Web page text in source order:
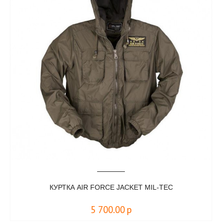
КУРТКА AIR FORCE JACKET MIL-TEC
5 700.00 р